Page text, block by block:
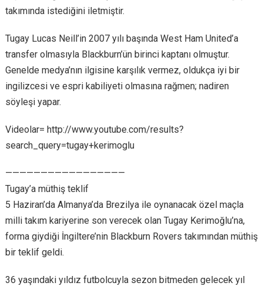
takımında istediğini iletmiştir.
Tugay Lucas Neill’in 2007 yılı başında West Ham United’a
transfer olmasıyla Blackburn’ün birinci kaptanı olmuştur.
Genelde medya’nın ilgisine karşılık vermez, oldukça iyi bir
ingilizcesi ve espri kabiliyeti olmasına rağmen; nadiren
söyleşi yapar.
Videolar= http://www.youtube.com/results?
search_query=tugay+kerimoglu
—————————————————
Tugay’a müthiş teklif
5 Haziran’da Almanya’da Brezilya ile oynanacak özel maçla
milli takım kariyerine son verecek olan Tugay Kerimoğlu’na,
forma giydiği İngiltere’nin Blackburn Rovers takımından müthiş
bir teklif geldi.
36 yaşındaki yıldız futbolcuyla sezon bitmeden gelecek yıl